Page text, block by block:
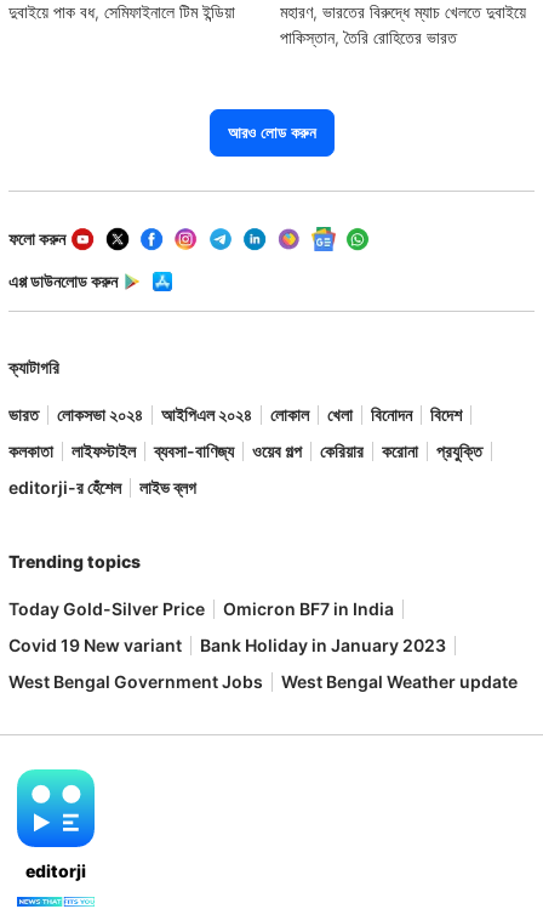
দুবাইয়ে পাক বধ, সেমিফাইনালে টিম ইন্ডিয়া
মহারণ, ভারতের বিরুদ্ধে ম্যাচ খেলতে দুবাইয়ে
পাকিস্তান, তৈরি রোহিতের ভারত
আরও লোড করুন
ফলো করুন
এপ্প ডাউনলোড করুন
ক্যাটাগরি
ভারত লোকসভা ২০২৪ আইপিএল ২০২৪ লোকাল খেলা বিনোদন
বিদেশ
কলকাতা
লাইফস্টাইল ব্যবসা-বাণিজ্য ওয়েব গল্প কেরিয়ার করোনা
প্রযুক্তি
editorji-র হেঁশেল
লাইভ ব্লগ
Trending topics
Today Gold-Silver Price
Omicron BF7 in India
Covid 19 New variant
Bank Holiday in January 2023
West Bengal Government Jobs
West Bengal Weather update
editorji